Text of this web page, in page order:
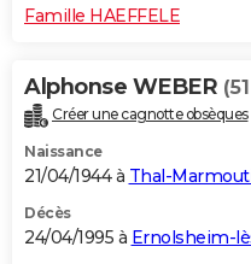
Famille HAEFFELE
Alphonse WEBER
Créer une cagnotte obsèques
Naissance
21/04/1944 à Thal-
Décès
24/04/1995 à Ernolsheim-